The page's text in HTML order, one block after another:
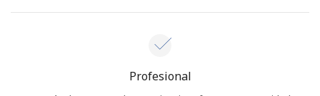
Profesional